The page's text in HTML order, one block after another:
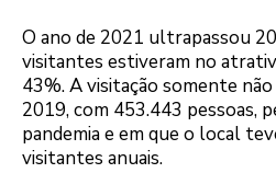
O ano de 2021 ultrapassou
visitantes estiveram no
43%. A visitação somente
2019, com 453.443 pessoas,
pandemia e em que o local
visitantes anuais.